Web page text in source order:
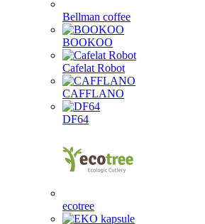
Bellman coffee
BOOKOO
Cafelat Robot
CAFFLANO
DF64
ecotree